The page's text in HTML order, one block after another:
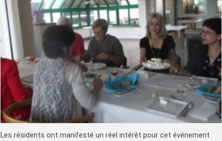
Les résidents ont manifesté un réel intérêt pour cet événement